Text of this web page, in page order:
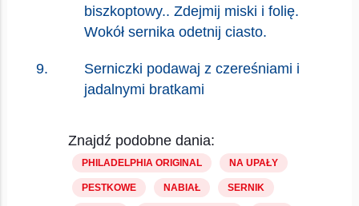
biszkoptowy.. Zdejmij miski i folię.
Wokół sernika odetnij ciasto.
Serniczki podawaj z czereśniami i
jadalnymi bratkami
Znajdź podobne dania:
PHILADELPHIA ORIGINAL NA UPAŁY
PESTKOWE NABIAŁ SERNIK